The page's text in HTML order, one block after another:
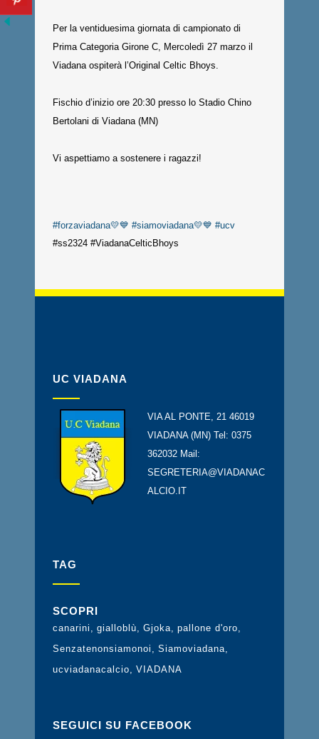
Per la ventiduesima giornata di campionato di
Prima Categoria Girone C, Mercoledì 27 marzo il
Viadana ospiterà l’Original Celtic Bhoys.
Fischio d’inizio ore 20:30 presso lo Stadio Chino
Bertolani di Viadana (MN)
Vi aspettiamo a sostenere i ragazzi!
#forzaviadana💛💙 #siamoviadana💛💙 #ucv
#ss2324 #ViadanaCelticBhoys
UC VIADANA
VIA AL PONTE, 21 46019
VIADANA (MN) Tel: 0375
362032 Mail:
SEGRETERIA@VIADANAC
ALCIO.IT
TAG
SCOPRI
canarini gialloblù Gjoka pallone d'oro
Senzatenonsiamonoi
Siamoviadana
ucviadanacalcio
VIADANA
SEGUICI SU FACEBOOK